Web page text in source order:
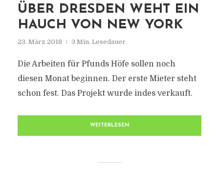
ÜBER DRESDEN WEHT EIN
HAUCH VON NEW YORK
23. März 2018 3 Min. Lesedauer
Die Arbeiten für Pfunds Höfe sollen noch
diesen Monat beginnen. Der erste Mieter steht
schon fest. Das Projekt wurde indes verkauft.
WEITERLESEN